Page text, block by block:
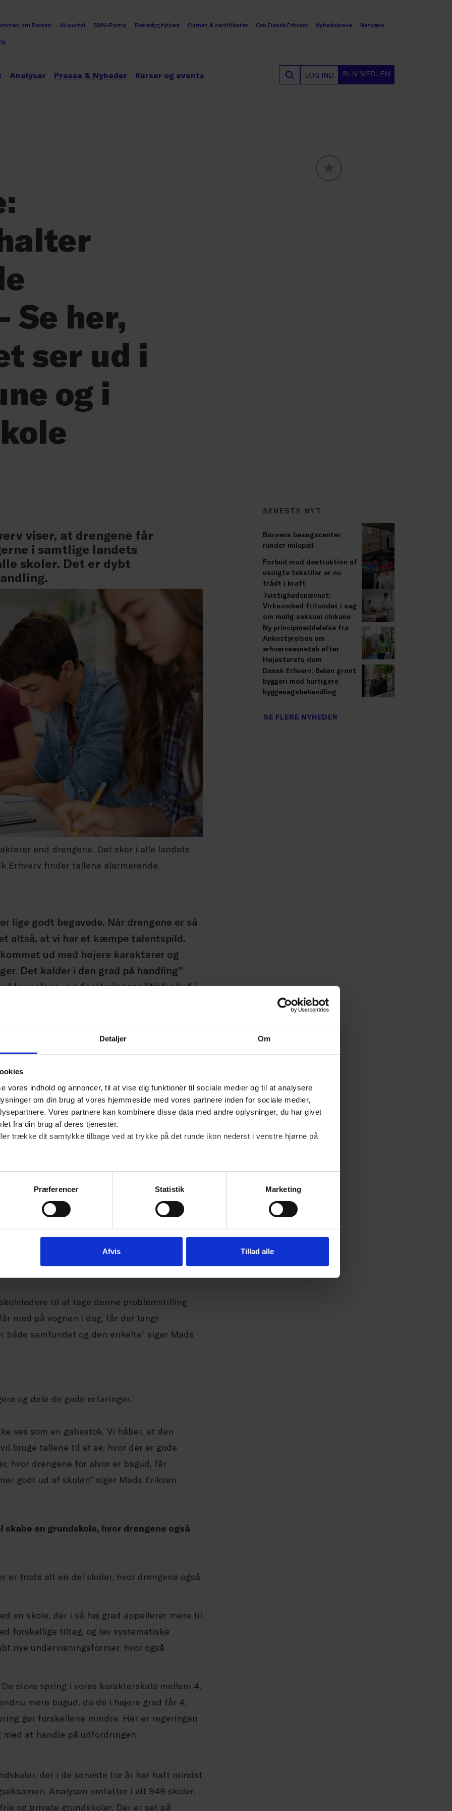
Detaljer Om
vores indhold og annoncer, til at vise dig funktioner til sociale medier og til at analysere
om din brug af vores hjemmeside med vores partnere inden for sociale medier,
Vores partnere kan kombinere disse data med andre oplysninger, du har givet
fra din brug af deres tjenester.
trække dit samtykke tilbage ved at trykke på det runde ikon nederst i venstre hjørne på
Præferencer Statistik Marketing
Afvis Tillad alle
om Børsen AI-portal SMV-Portal Bæredygtighed Carnet & certifikater Om Dansk Erhverv Nyhedsbreve Netværk
Analyser Presse & Nyheder Kurser og events LOG IND BLIV MEDLEM
Se her,
ser ud i
og i
viser, at drengene får
i samtlige landets
skoler. Det er dybt
end drengene. Det sker i alle landets
Erhverv finder tallene alarmerende.
lige godt begavede. Når drengene er så
altså, at vi har et kæmpe talentspild.
ud med højere karakterer og
Det kalder i den grad på handling”
og forskningspolitisk chef i
og på tværs af skolerne. Værst ser det
i gennemsnit får mere 1,2 til 1,3 karakterpoint
tæt på pigerne i Glostrup og på Bornholm,
tre år fået et gennemsnit på 8,0, mens
skole, hvor drengene er mest foran. Her fik
6,1.
viser store lokale forskelle, og dermed bør
hvor drengene er langt mere med.
til at tage denne problemstilling
med på vognen i dag, får det langt
samfundet og den enkelte” siger Mads
og dele de gode erfaringer.
ses som en gabestok. Vi håber, at den
bruge tallene til at se, hvor der er gode
hvor drengene for alvor er bagud, får
godt ud af skolen” siger Mads Eriksen
en grundskole, hvor drengene også
er trods alt en del skoler, hvor drengene også
en skole, der i så høj grad appellerer mere til
forskellige tiltag, og lav systematiske
nye undervisningsformer, hvor også
store spring i vores karakterskala mellem 4,
mere bagud, da de i højere grad får 4,
gør forskellene mindre. Her er regeringen
at handle på udfordringen.
der i de seneste tre år har haft mindst
Analysen omfatter i alt 949 skoler,
og private grundskoler. Der er set på
SENESTE NYT
Børsens besøgscenter
runder milepæl
Forbud mod destruktion af
usolgte tekstiler er nu
trådt i kraft
Tvistighedsnævnet:
Virksomhed frifundet i sag
om mulig seksuel chikane
Ny principmeddelelse fra
Ankestyrelsen om
erhvervsevnetab efter
Højesterets dom
Dansk Erhverv: Beløn grønt
byggeri med hurtigere
byggesagsbehandling
SE FLERE NYHEDER